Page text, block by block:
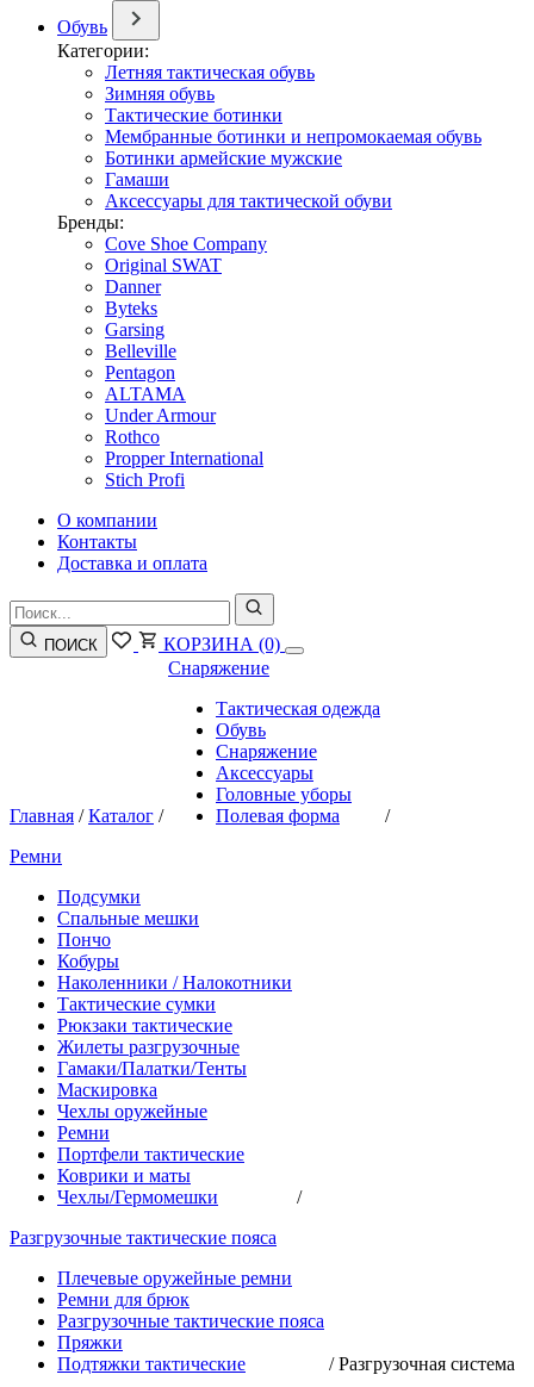
Обувь
Категории:
Летняя тактическая обувь
Зимняя обувь
Тактические ботинки
Мембранные ботинки и непромокаемая обувь
Ботинки армейские мужские
Гамаши
Аксессуары для тактической обуви
Бренды:
Cove Shoe Company
Original SWAT
Danner
Byteks
Garsing
Belleville
Pentagon
ALTAMA
Under Armour
Rothco
Propper International
Stich Profi
О компании
Контакты
Доставка и оплата
ПОИСК КОРЗИНА (0)
Главная /Каталог /
Снаряжение
Тактическая одежда
Обувь
Снаряжение
Аксессуары
Головные уборы
Полевая форма
/
Ремни
Подсумки
Спальные мешки
Пончо
Кобуры
Наколенники / Налокотники
Тактические сумки
Рюкзаки тактические
Жилеты разгрузочные
Гамаки/Палатки/Тенты
Маскировка
Чехлы оружейные
Ремни
Портфели тактические
Коврики и маты
Чехлы/Гермомешки
/
Разгрузочные тактические пояса
Плечевые оружейные ремни
Ремни для брюк
Разгрузочные тактические пояса
Пряжки
Подтяжки тактические
/Разгрузочная система